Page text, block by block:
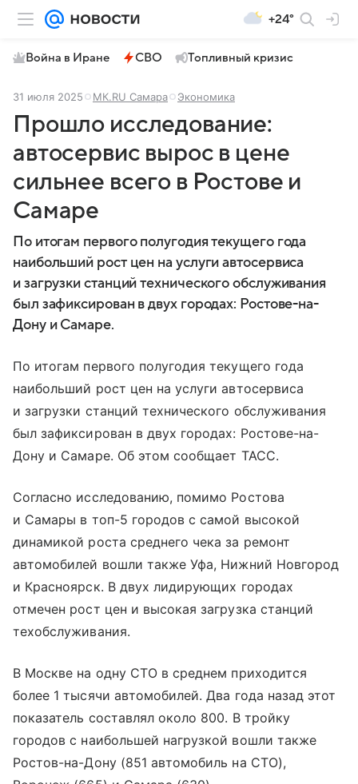
+24°
Война в Иране СВО Топливный кризис
31 июля 2025 МК.RU Самара Экономика
Прошло исследование:
автосервис вырос в цене
сильнее всего в Ростове и
Самаре
По итогам первого полугодия текущего года
наибольший рост цен на услуги автосервиса
и загрузки станций технического обслуживания
был зафиксирован в двух городах: Ростове-на-
Дону и Самаре.
По итогам первого полугодия текущего года
наибольший рост цен на услуги автосервиса
и загрузки станций технического обслуживания
был зафиксирован в двух городах: Ростове-на-
Дону и Самаре. Об этом сообщает ТАСС.
Согласно исследованию, помимо Ростова
и Самары в топ-5 городов с самой высокой
динамикой роста среднего чека за ремонт
автомобилей вошли также Уфа, Нижний Новгород
и Красноярск. В двух лидирующих городах
отмечен рост цен и высокая загрузка станций
техобслуживания.
В Москве на одну СТО в среднем приходится
более 1 тысячи автомобилей. Два года назад этот
показатель составлял около 800. В тройку
городов с наибольшей нагрузкой вошли также
Ростов-на-Дону (851 автомобиль на СТО),